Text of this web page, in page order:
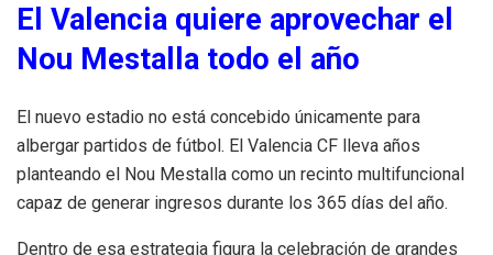
El Valencia quiere aprovechar el
Nou Mestalla todo el año
El nuevo estadio no está concebido únicamente para
albergar partidos de fútbol. El Valencia CF lleva años
planteando el Nou Mestalla como un recinto multifuncional
capaz de generar ingresos durante los 365 días del año.
Dentro de esa estrategia figura la celebración de grandes